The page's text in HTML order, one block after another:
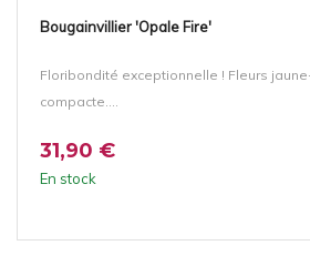
Bougainvillier 'Opale Fire'
Floribondité exceptionnelle ! Fleurs
compacte....
31,90 €
En stock